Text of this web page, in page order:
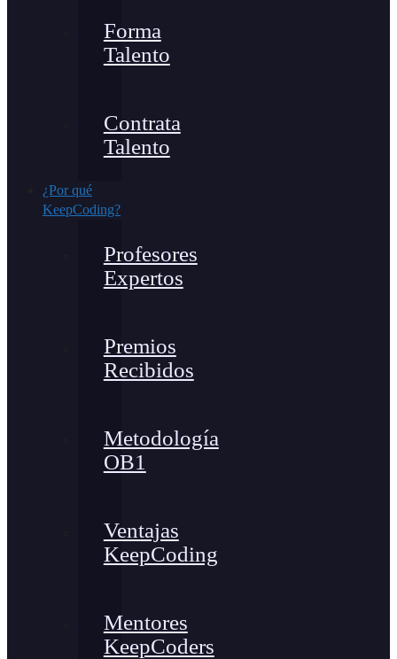
Forma
Talento
Contrata
Talento
¿Por qué
KeepCoding?
Profesores
Expertos
Premios
Recibidos
Metodología
OB1
Ventajas
KeepCoding
Mentores
KeepCoders